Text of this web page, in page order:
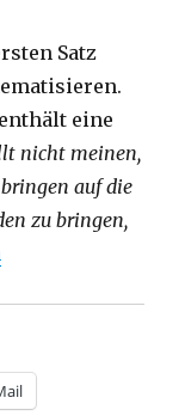
Satz
eine
nicht meinen,
auf die
zu bringen,